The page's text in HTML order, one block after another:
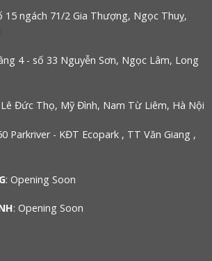
15 ngách 71/2 Gia Thượng, Ngọc Thuỵ,
4 - số 33 Nguyễn Sơn, Ngọc Lâm, Long
Lê Đức Thọ, Mỹ Đình, Nam Từ Liêm, Hà Nội
Parkriver - KĐT Ecopark , TT Văn Giang ,
: Opening Soon
: Opening Soon